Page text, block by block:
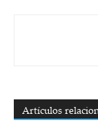
Artículos